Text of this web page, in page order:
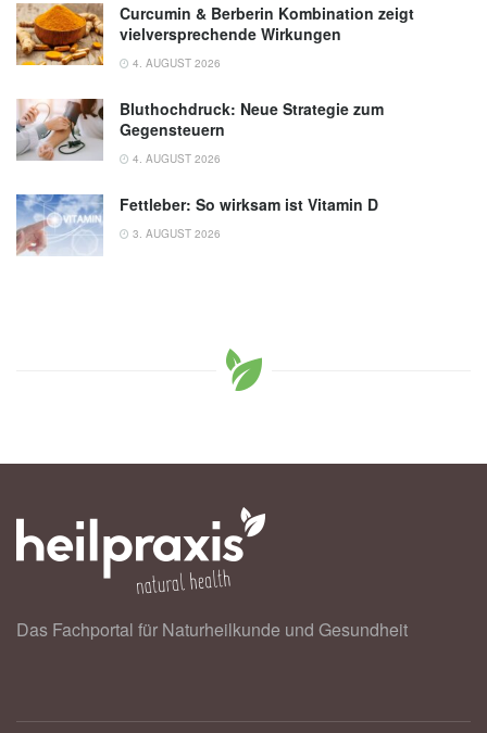
Curcumin & Berberin Kombination zeigt
vielversprechende Wirkungen
4. AUGUST 2026
Bluthochdruck: Neue Strategie zum
Gegensteuern
4. AUGUST 2026
Fettleber: So wirksam ist Vitamin D
3. AUGUST 2026
Das Fachportal für Naturheilkunde und Gesundheit